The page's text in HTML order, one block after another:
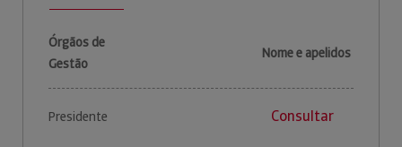
Órgãos de
Gestão
Nome e apelidos
Presidente Consultar